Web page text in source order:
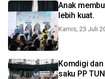
Anak
lebih kuat.
Kamis, 23 Juli
Komdigi
saku PP